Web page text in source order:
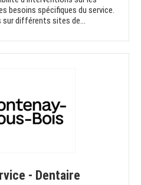
besoins spécifiques du service.
différents sites de...
- Dentaire